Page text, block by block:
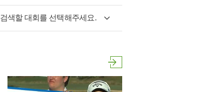
검색할 대회를 선택해주세요.